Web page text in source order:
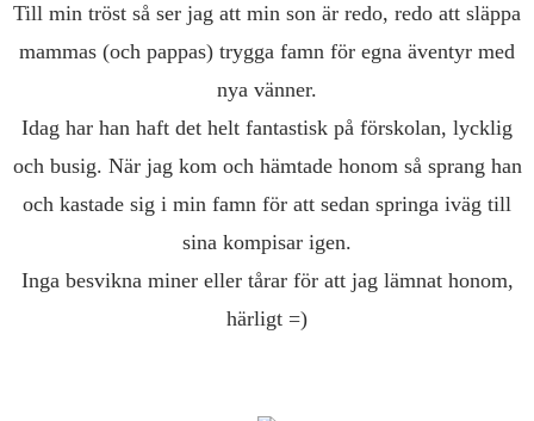
Till min tröst så ser jag att min son är redo, redo att släppa
mammas (och pappas) trygga famn för egna äventyr med
nya vänner.
Idag har han haft det helt fantastisk på förskolan, lycklig
och busig. När jag kom och hämtade honom så sprang han
och kastade sig i min famn för att sedan springa iväg till
sina kompisar igen.
Inga besvikna miner eller tårar för att jag lämnat honom,
härligt =)